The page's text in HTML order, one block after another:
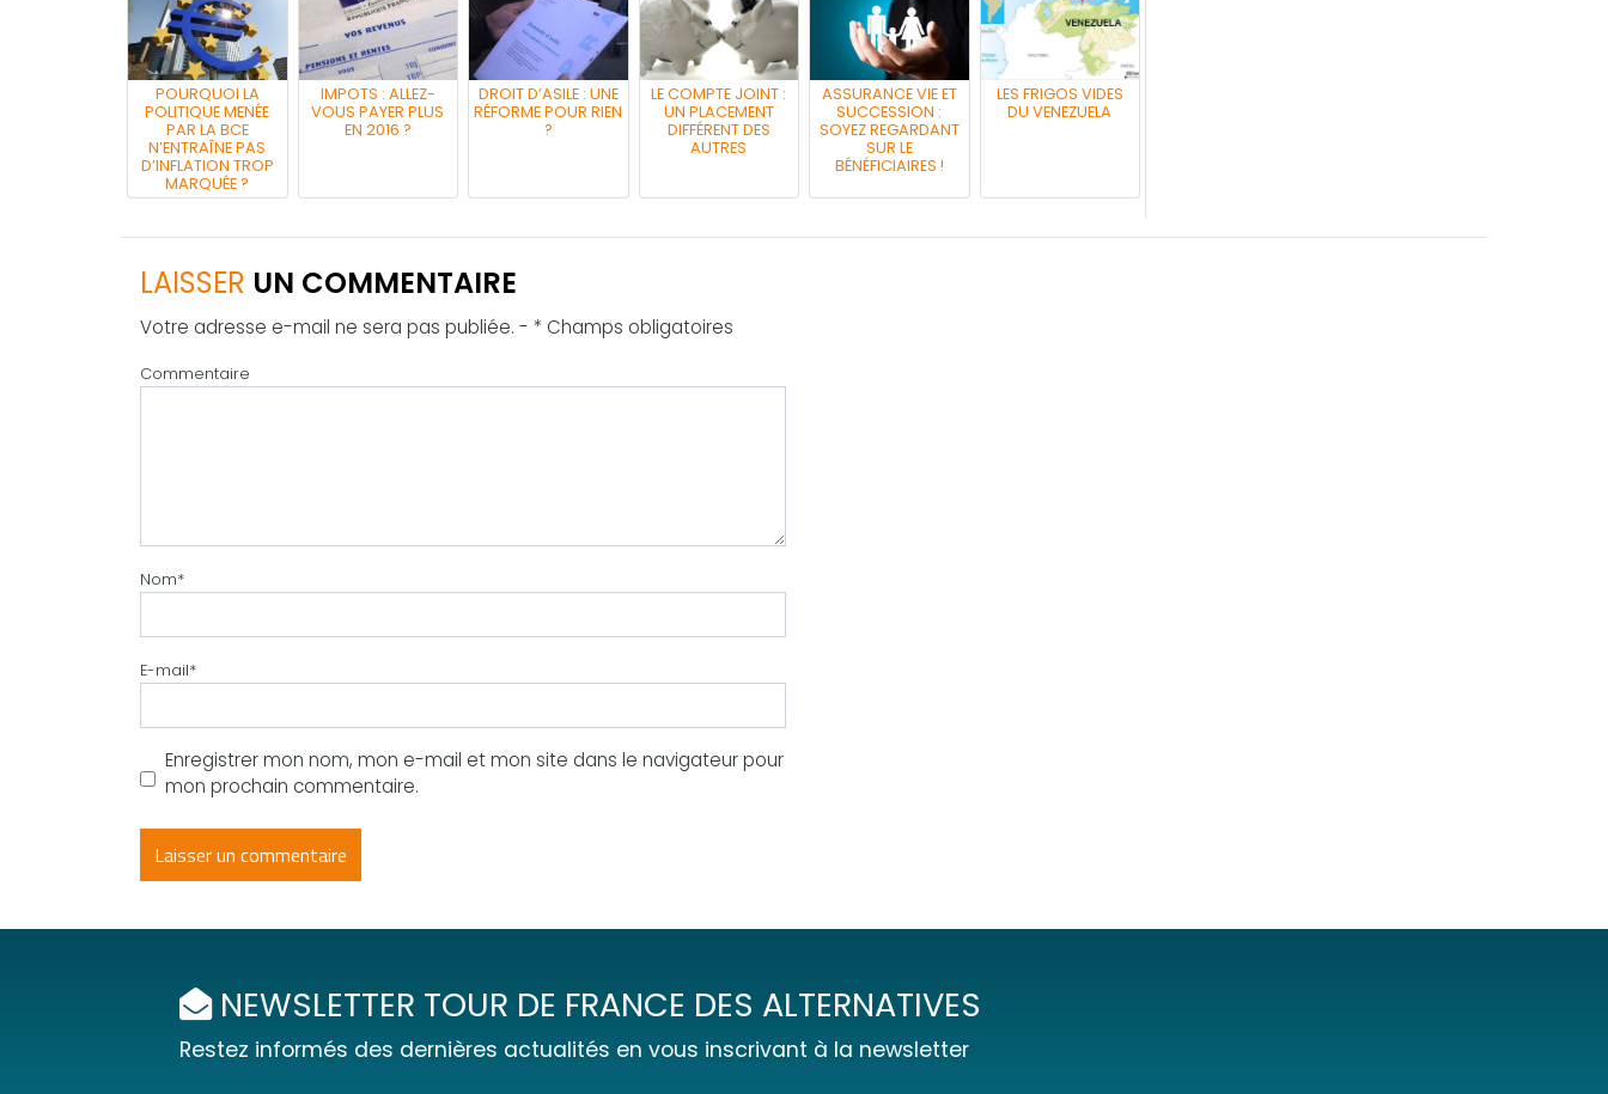
POURQUOI LA
POLITIQUE MENÉE
PAR LA BCE
N’ENTRAÎNE PAS
D’INFLATION TROP
MARQUÉE ?
IMPOTS : ALLEZ-
VOUS PAYER PLUS
EN 2016 ?
DROIT D’ASILE : UNE
RÉFORME POUR RIEN
?
LE COMPTE JOINT :
UN PLACEMENT
DIFFÉRENT DES
AUTRES
ASSURANCE VIE ET
SUCCESSION :
SOYEZ REGARDANT
SUR LE
BÉNÉFICIAIRES !
LES FRIGOS VIDES
DU VENEZUELA
LAISSER UN COMMENTAIRE
Votre adresse e-mail ne sera pas publiée. - * Champs obligatoires
Commentaire
Nom*
E-mail*
Enregistrer mon nom, mon e-mail et mon site dans le navigateur pour
mon prochain commentaire.
NEWSLETTER TOUR DE FRANCE DES ALTERNATIVES
Restez informés des dernières actualités en vous inscrivant à la newsletter